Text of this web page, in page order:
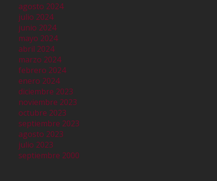
agosto 2024
julio 2024
junio 2024
mayo 2024
abril 2024
marzo 2024
febrero 2024
enero 2024
diciembre 2023
noviembre 2023
octubre 2023
septiembre 2023
agosto 2023
julio 2023
septiembre 2000